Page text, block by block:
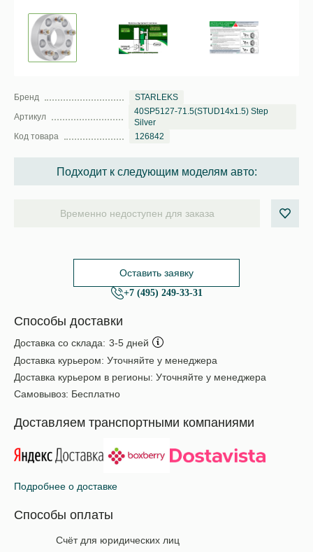
Бренд
STARLEKS
Артикул
40SP5127-71.5(STUD14x1.5) Step
Silver
Код товара
126842
Подходит к следующим моделям авто:
Временно недоступен для заказа
Оставить заявку
+7 (495) 249-33-31
Способы доставки
Доставка со склада: 3-5 дней
Доставка курьером: Уточняйте у менеджера
Доставка курьером в регионы: Уточняйте у менеджера
Самовывоз: Бесплатно
Доставляем транспортными компаниями
Подробнее о доставке
Способы оплаты
Счёт для юридических лиц